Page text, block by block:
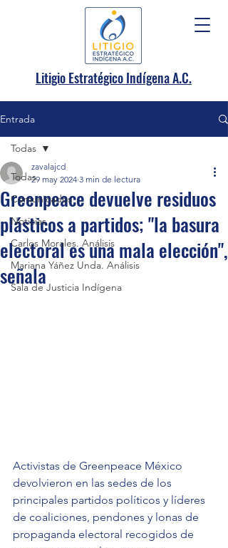
Litigio Estratégico Indígena A.C.
Entrada
Todas
Comunicados
Noticias
Carlos Morales. Análisis
Mariana Yáñez Unda. Análisis
Sala de Justicia Indígena
Todas
Greenpeace devuelve residuos
plásticos a partidos; "la basura
electoral es una mala elección",
señala
zavalajcd
29 may 2024 3 min de lectura
Activistas de Greenpeace México
devolvieron en las sedes de los
principales partidos políticos y líderes
de coaliciones, pendones y lonas de
propaganda electoral recogidos de